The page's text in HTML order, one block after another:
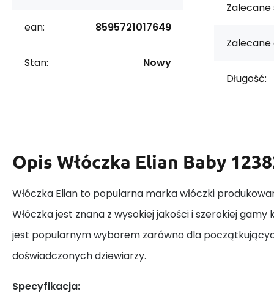
ean: 8595721017649
Stan: Nowy
Zalecane
Długość:
Opis Włóczka Elian Baby
Włóczka Elian to popularna marka włóczki
Włóczka jest znana z wysokiej jakości i szerokiej gamy
jest popularnym wyborem zarówno dla
doświadczonych dziewiarzy.
Specyfikacja: